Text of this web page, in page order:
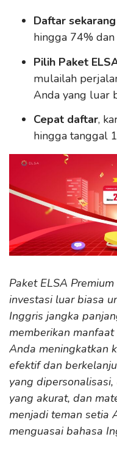
Daftar sekarang
hingga 74%
Pilih Paket
mulailah
Anda yang luar
Cepat daftar,
hingga tanggal
Paket ELSA
investasi luar biasa
Inggris jangka
memberikan
Anda meningkatkan
efektif dan
yang
yang akurat, dan
menjadi teman setia
menguasai bahasa